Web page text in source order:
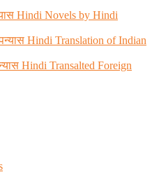
Hindi Novels by Hindi
Hindi Translation of Indian
Hindi Transalted Foreign